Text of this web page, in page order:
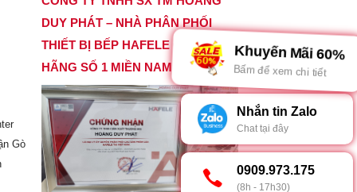
Gò
DUY PHÁT – NHÀ PHÂN PHỐI
THIẾT BỊ BẾP HAFELE CHÍNH
HÃNG SỐ 1 MIỀN NAM
Khuyến Mãi 60%
Bấm để xem chi tiết
Nhắn tin Zalo
Chat tại đây
0909.973.175
(8h - 17h30)